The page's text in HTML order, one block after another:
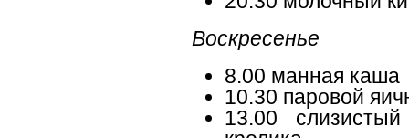
Воскресенье
8.00 манная каша
10.30 паровой
13.00